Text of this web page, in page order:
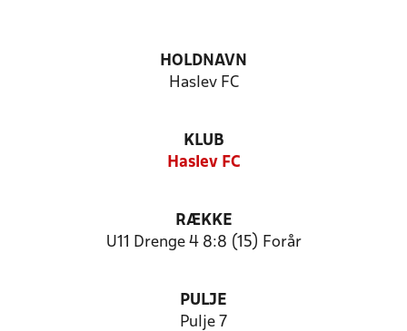
HOLDNAVN
Haslev FC
KLUB
Haslev FC
RÆKKE
U11 Drenge 4 8:8 (15) Forår
PULJE
Pulje 7